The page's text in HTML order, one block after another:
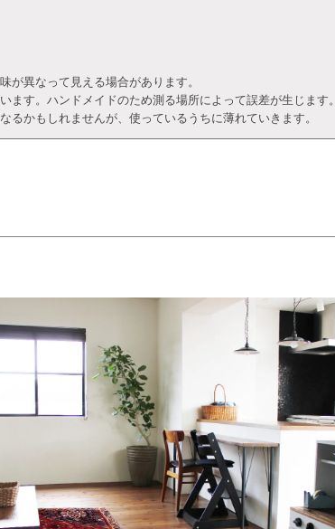
が異なって見える場合があります。
ます。ハンドメイドのため測る場所によって誤差が生じます。
るかもしれませんが、使っているうちに薄れていきます。